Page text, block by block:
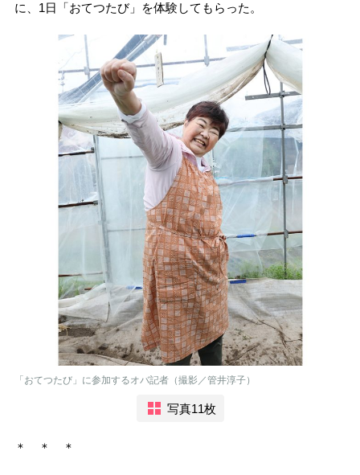
に、1日「おてつたび」を体験してもらった。
「おてつたび」に参加するオバ記者（撮影／管井淳子）
写真11枚
＊ ＊ ＊